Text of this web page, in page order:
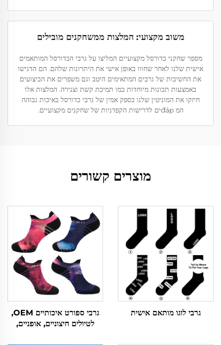
משוב מקצועי: המלצות ממשחקנים מובילים
מספר שחקני כדורסל מקצועיים המליצו על גרבי הכדורסל המותאמים
אישית שלנו לאחר שחווו באופן אישי את היתרונות שלהם. הם הדגישו
את החשיבות של גרבים המתאימים היטב וגם משפרים את הביצועים
באמצעות תכונות מיוחדות כמו תמיכת קשת וצנירה. המלצות אלו
חיזקו את המוניטין שלנו כספק אמין של גרבי כדורסל באיכות גבוהה
המ đápים לדרישות הקפדניות של שחקנים מקצועיים.
מוצרים קשורים
גרבי לוגו מותאם אישית
גרבי ספורט איכותיים OEM,
לטיולים חיצוניים, אופניים,